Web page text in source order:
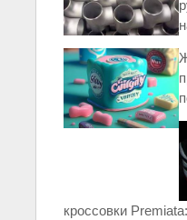
кроссовки